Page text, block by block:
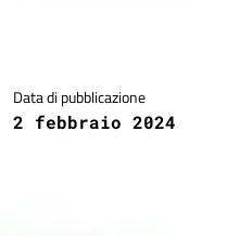
Data di pubblicazione
2 febbraio 2024